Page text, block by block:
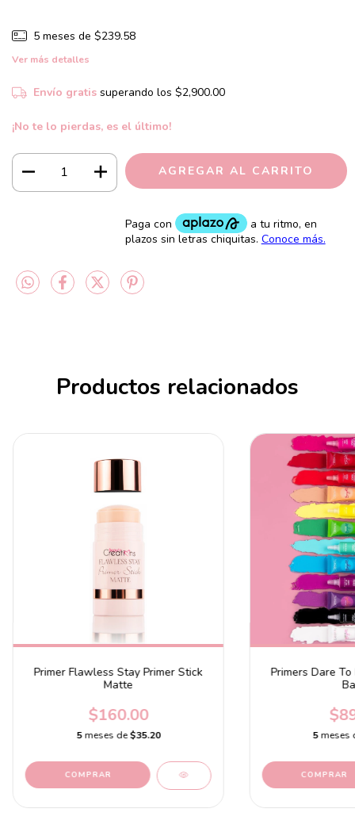
5 meses de $239.58
Ver más detalles
Envío gratis superando los $2,900.00
¡No te lo pierdas, es el último!
Productos relacionados
Primer Flawless Stay Primer Stick
Matte
$160.00
5 meses de$35.20
Primers Dare
5meses
COMPRAR